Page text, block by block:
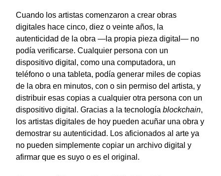
Cuando los artistas comenzaron a crear obras
digitales hace cinco, diez o veinte años, la
autenticidad de la obra —la propia pieza digital— no
podía verificarse. Cualquier persona con un
dispositivo digital, como una computadora, un
teléfono o una tableta, podía generar miles de copias
de la obra en minutos, con o sin permiso del artista, y
distribuir esas copias a cualquier otra persona con un
dispositivo digital. Gracias a la tecnología blockchain,
los artistas digitales de hoy pueden acuñar una obra y
demostrar su autenticidad. Los aficionados al arte ya
no pueden simplemente copiar un archivo digital y
afirmar que es suyo o es el original.